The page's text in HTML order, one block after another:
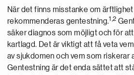
När det finns misstanke om
rekommenderas gentestning.1,2
säker diagnos som möjligt och för
kartlagd. Det är viktigt att få veta
av sjukdomen och vem som riskerar
Gentestning är det enda sättet att